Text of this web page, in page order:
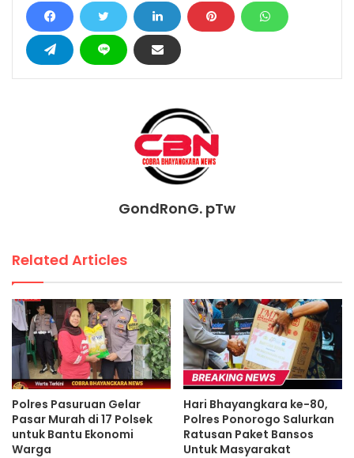
GondRonG. pTw
Related Articles
Polres Pasuruan Gelar
Pasar Murah di 17 Polsek
untuk Bantu Ekonomi
Warga
Hari Bhayangkara ke-80,
Polres Ponorogo Salurkan
Ratusan Paket Bansos
Untuk Masyarakat